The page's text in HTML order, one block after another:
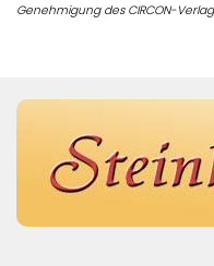
Genehmigung des CIRCON-